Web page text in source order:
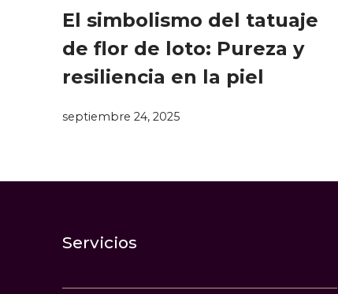
El simbolismo del tatuaje
de flor de loto: Pureza y
resiliencia en la piel
septiembre 24, 2025
Servicios